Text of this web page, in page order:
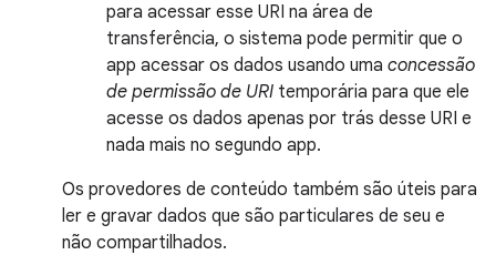
para acessar esse URI na área de
transferência, o sistema pode permitir que o
app acessar os dados usando uma concessão
de permissão de URI temporária para que ele
acesse os dados apenas por trás desse URI e
nada mais no segundo app.
Os provedores de conteúdo também são úteis para
ler e gravar dados que são particulares de seu e
não compartilhados.